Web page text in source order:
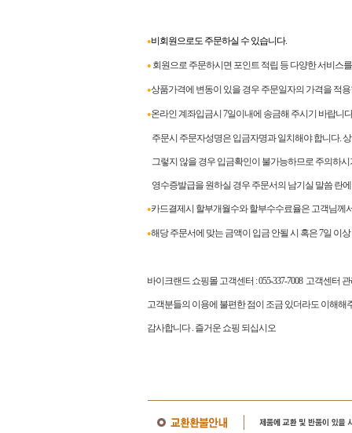
●비회원으로도 주문하실 수 있습니다.
● 회원으로 주문하시면 포인트 적립 등 다양한 서비스
●상품가격에 변동이 있을 경우 주문일자의 가격을 적
●온라인 계좌입금시 7일이내에 송금해 주시기 바랍니
주문시 주문자성명은 입금자명과 일치해야 합니다.
그렇지 않을 경우 입금확인이 불가능하므로 주의하
영수증발급을 원하실 경우 주문서의 남기실 말씀 란
●카드결제시 할부개월수와 할부수수료율은 고객님께
●해당 주문서에 맞는 금액이 입금 안될 시 혹은 7일 이
바이크랜드 쇼핑몰 고객센터 : 055-337-7008 고객센터
고객분들의 이용에 불편한 점이 조금 있더라도 이해해
감사합니다. 즐거운 쇼핑 되십시오